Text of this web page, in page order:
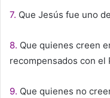
7. Que Jesús fue uno
8. Que quienes creen
recompensados con el
9. Que quienes no